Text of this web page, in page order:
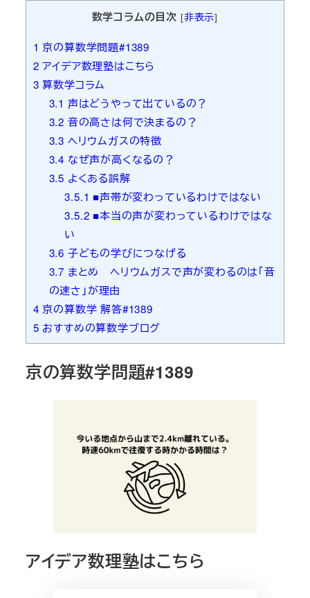
数学コラムの目次 [非表示]
1 京の算数学問題#1389
2 アイデア数理塾はこちら
3 算数学コラム
3.1 声はどうやって出ているの？
3.2 音の高さは何で決まるの？
3.3 ヘリウムガスの特徴
3.4 なぜ声が高くなるの？
3.5 よくある誤解
3.5.1 ■声帯が変わっているわけではない
3.5.2 ■本当の声が変わっているわけではな
い
3.6 子どもの学びにつなげる
3.7 まとめ ヘリウムガスで声が変わるのは「音
の速さ」が理由
4 京の算数学 解答#1389
5 おすすめの算数学ブログ
京の算数学問題#1389
アイデア数理塾はこちら